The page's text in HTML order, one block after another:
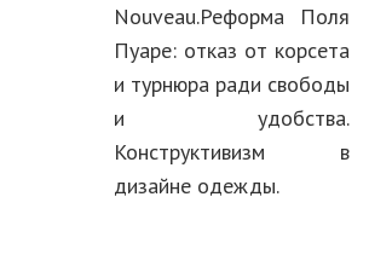
Nouveau.Реформа Поля
Пуаре: отказ от корсета
и турнюра ради свободы
и удобства.
Конструктивизм в
дизайне одежды.